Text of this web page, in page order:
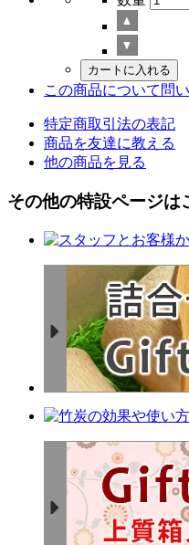
この商品について問
特定商取引法の表記
商品を友達に教える
他の商品を見る
その他の特設ページは